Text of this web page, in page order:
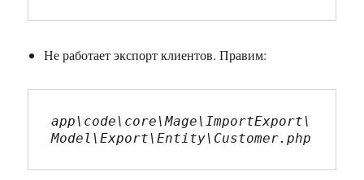
Не работает экспорт клиентов. Правим:
app\code\core\Mage\ImportExport\
Model\Export\Entity\Customer.php